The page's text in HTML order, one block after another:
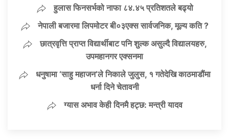
हुलास फिनसर्भको नाफा ८४.४५ प्रतिशतले बढ्यो
नेपाली बजारमा लिपमोटर बी०३एक्स सार्वजनिक, मूल्य कति ?
छात्रवृत्ति प्राप्त विद्यार्थीबाट पनि शुल्क असुल्दै विद्यालयहरु,
उपमहानगर एक्सनमा
धनुषामा ‘साहु महाजन’ले निकाले जुलुस, १ गतेदेखि काठमाडौंमा
धर्ना दिने चेतावनी
ग्यास अभाव केही दिनमै हट्छ: मन्त्री यादव